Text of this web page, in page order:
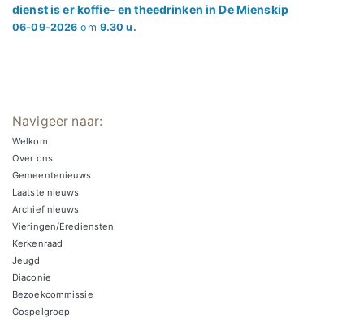
dienst is er koffie- en theedrinken in De Mienskip
06-09-2026 om 9.30 u.
Navigeer naar:
Welkom
Over ons
Gemeentenieuws
Laatste nieuws
Archief nieuws
Vieringen/Erediensten
Kerkenraad
Jeugd
Diaconie
Bezoekcommissie
Gospelgroep